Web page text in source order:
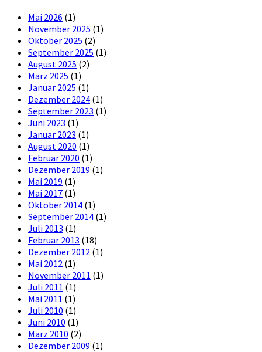
Mai 2026 (1)
November 2025 (1)
Oktober 2025 (2)
September 2025 (1)
August 2025 (2)
März 2025 (1)
Januar 2025 (1)
Dezember 2024 (1)
September 2023 (1)
Juni 2023 (1)
Januar 2023 (1)
August 2020 (1)
Februar 2020 (1)
Dezember 2019 (1)
Mai 2019 (1)
Mai 2017 (1)
Oktober 2014 (1)
September 2014 (1)
Juli 2013 (1)
Februar 2013 (18)
Dezember 2012 (1)
Mai 2012 (1)
November 2011 (1)
Juli 2011 (1)
Mai 2011 (1)
Juli 2010 (1)
Juni 2010 (1)
März 2010 (2)
Dezember 2009 (1)